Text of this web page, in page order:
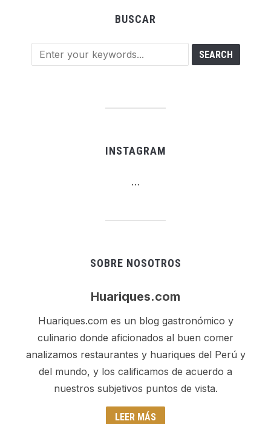
BUSCAR
INSTAGRAM
…
SOBRE NOSOTROS
Huariques.com
Huariques.com es un blog gastronómico y
culinario donde aficionados al buen comer
analizamos restaurantes y huariques del Perú y
del mundo, y los calificamos de acuerdo a
nuestros subjetivos puntos de vista.
LEER MÁS